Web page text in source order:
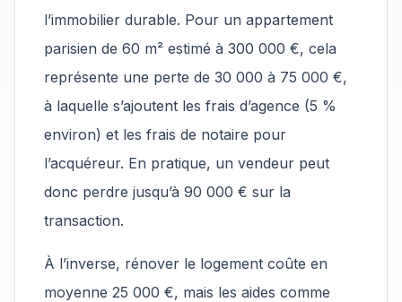
l’immobilier durable. Pour un appartement
parisien de 60 m² estimé à 300 000 €, cela
représente une perte de 30 000 à 75 000 €,
à laquelle s’ajoutent les frais d’agence (5 %
environ) et les frais de notaire pour
l’acquéreur. En pratique, un vendeur peut
donc perdre jusqu’à 90 000 € sur la
transaction.
À l’inverse, rénover le logement coûte en
moyenne 25 000 €, mais les aides comme